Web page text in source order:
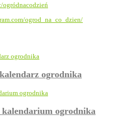
ogródnacodzień
ogrod_na_co_dzien/
ogrodnika
ogrodnika